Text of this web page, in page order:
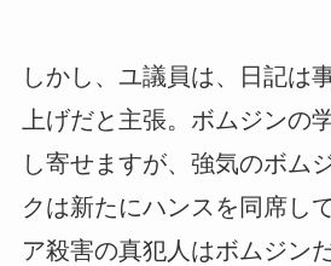
しかし、ユ議員は、日記は
上げだと主張。ボムジンの
し寄せますが、強気のボム
クは新たにハンスを同席し
ア殺害の真犯人はボムジン